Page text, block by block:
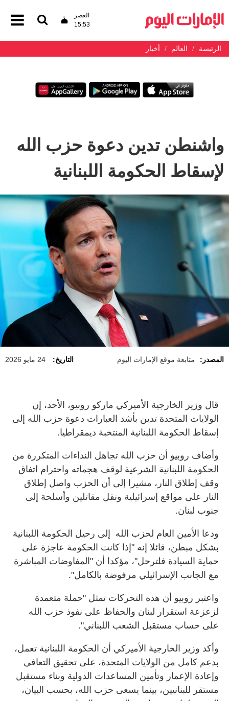
العصر
15:53
الرئيسة العالم أخبار
واشنطن تدين دعوة حزب الله
لإسقاط الحكومة اللبنانية
المصدر: متابعة موقع الإمارات اليوم التاريخ: 24 مايو 2026
قال وزير الخارجية الأميركي ماركو روبيو، الأحد، إن
الولايات المتحدة تدين بأشد العبارات دعوة حزب الله إلى
إسقاط الحكومة اللبنانية المنتخبة ديمقراطيا.
وأضاف روبيو أن حزب الله تجاهل النداءات المتكررة من
الحكومة اللبنانية الشرعية لوقف هجماته واحترام اتفاق
وقف إطلاق النار، مشيرا إلى أن الحزب واصل إطلاق
النار على مواقع إسرائيلية ونقل مقاتلين وأسلحة إلى
جنوب لبنان.
ودعا الأمين العام لحزب الله إلى رحيل الحكومة اللبنانية
بشكل مبطن، قائلا إنه "إذا كانت الحكومة عاجزة على
حماية السيادة فلترحل"، مؤكدا أن "المفاوضات المباشرة
مع الجانب الإسرائيلي مرفوضة بالكامل".
واعتبر روبيو أن هذه التحركات تمثل "حملة متعمدة
لزعزعة استقرار لبنان والحفاظ على نفوذ حزب الله
على حساب مستقبل الشعب اللبناني".
وأكد وزير الخارجية الأميركي أن الحكومة اللبنانية تعمل،
بدعم كامل من الولايات المتحدة، على تحقيق التعافي
وإعادة الإعمار وتأمين المساعدات الدولية وبناء مستقبل
مستقر للبنانيين، بينما يسعى حزب الله، بحسب البيان،